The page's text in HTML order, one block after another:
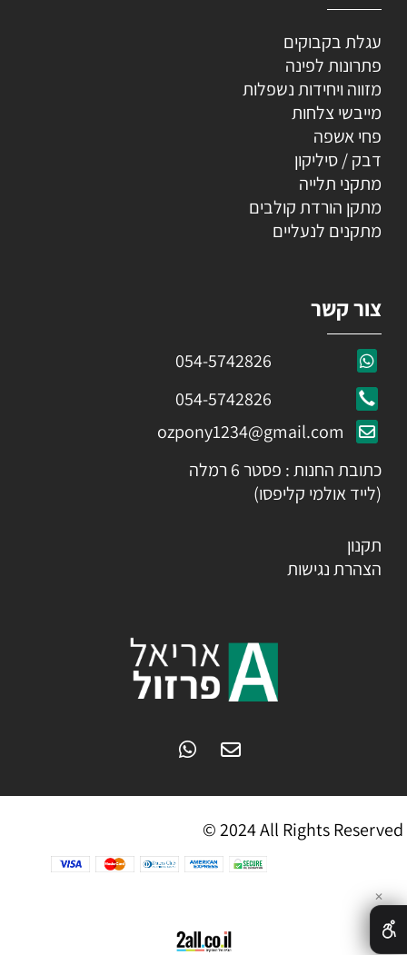
עגלת בקבוקים
פתרונות לפינה
מזווה ויחידות נשפלות
מייבשי צלחות
פחי אשפה
דבק / סיליקון
מתקני תלייה
מתקן הורדת קולבים
מתקנים לנעליים
צור קשר
054-5742826
054-5742826
ozpony1234@gmail.com
כתובת החנות : פסטר 6 רמלה
(לייד אולמי קליפסו)
תקנון
הצהרת נגישות
© 2024 All Rights Reserved
✕